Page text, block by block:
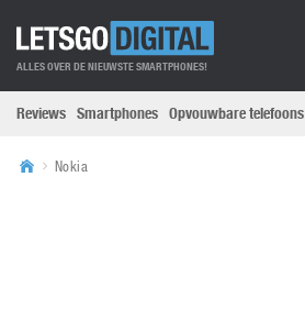
ALLES OVER DE NIEUWSTE SMARTPHONES!
Reviews Smartphones Opvouwbare telefoons
Nokia